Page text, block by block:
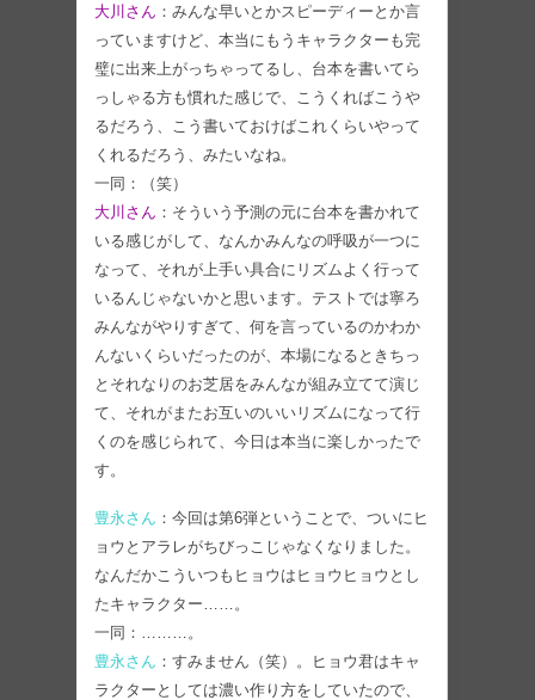
大川さん ：みんな早いとかスピーディーとか言
っていますけど、本当にもうキャラクターも完
璧に出来上がっちゃってるし、台本を書いてら
っしゃる方も慣れた感じで、こうくればこうや
るだろう、こう書いておけばこれくらいやって
くれるだろう、みたいなね。
一同：（笑）
大川さん ：そういう予測の元に台本を書かれて
いる感じがして、なんかみんなの呼吸が一つに
なって、それが上手い具合にリズムよく行って
いるんじゃないかと思います。テストでは寧ろ
みんながやりすぎて、何を言っているのかわか
んないくらいだったのが、本場になるときちっ
とそれなりのお芝居をみんなが組み立てて演じ
て、それがまたお互いのいいリズムになって行
くのを感じられて、今日は本当に楽しかったで
す。
豊永さん ：今回は第6弾ということで、ついにヒ
ョウとアラレがちびっこじゃなくなりました。
なんだかこういつもヒョウはヒョウヒョウとし
たキャラクター……。
一同：………。
豊永さん ：すみません（笑）。ヒョウ君はキャ
ラクターとしては濃い作り方をしていたので、